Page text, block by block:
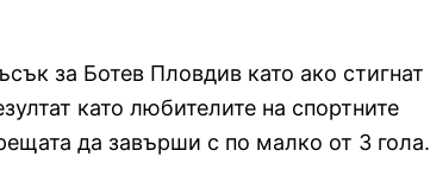
за Ботев Пловдив като ако стигнат
като любителите на спортните
да завърши с по малко от 3 гола.